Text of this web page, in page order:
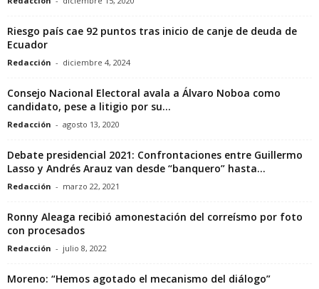
Riesgo país cae 92 puntos tras inicio de canje de deuda de
Ecuador
Redacción - diciembre 4, 2024
Consejo Nacional Electoral avala a Álvaro Noboa como
candidato, pese a litigio por su...
Redacción - agosto 13, 2020
Debate presidencial 2021: Confrontaciones entre Guillermo
Lasso y Andrés Arauz van desde “banquero” hasta...
Redacción - marzo 22, 2021
Ronny Aleaga recibió amonestación del correísmo por foto
con procesados
Redacción - julio 8, 2022
Moreno: “Hemos agotado el mecanismo del diálogo”